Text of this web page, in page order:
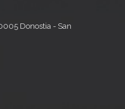
Donostia - San